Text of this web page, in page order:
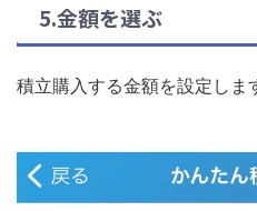
5.金額を選ぶ
積立購入する金額を設定しま